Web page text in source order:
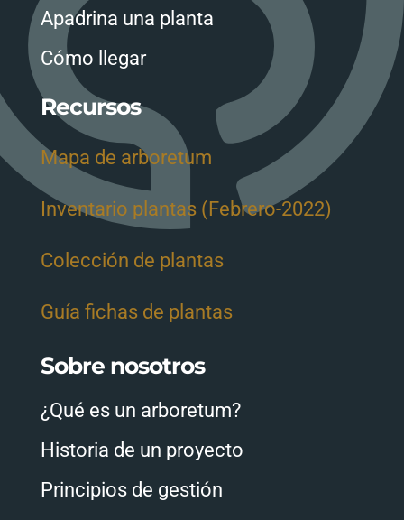
Apadrina una planta
Cómo llegar
Recursos
Mapa de arboretum
Inventario plantas (Febrero-2022)
Colección de plantas
Guía fichas de plantas
Sobre nosotros
¿Qué es un arboretum?
Historia de un proyecto
Principios de gestión